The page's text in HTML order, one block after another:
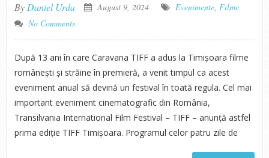
By Daniel Urda August 9, 2024 Evenimente, Filme
No Comments
După 13 ani în care Caravana TIFF a adus la Timișoara filme
românești și străine în premieră, a venit timpul ca acest
eveniment anual să devină un festival în toată regula. Cel mai
important eveniment cinematografic din România,
Transilvania International Film Festival – TIFF – anunță astfel
prima ediție TIFF Timișoara. Programul celor patru zile de